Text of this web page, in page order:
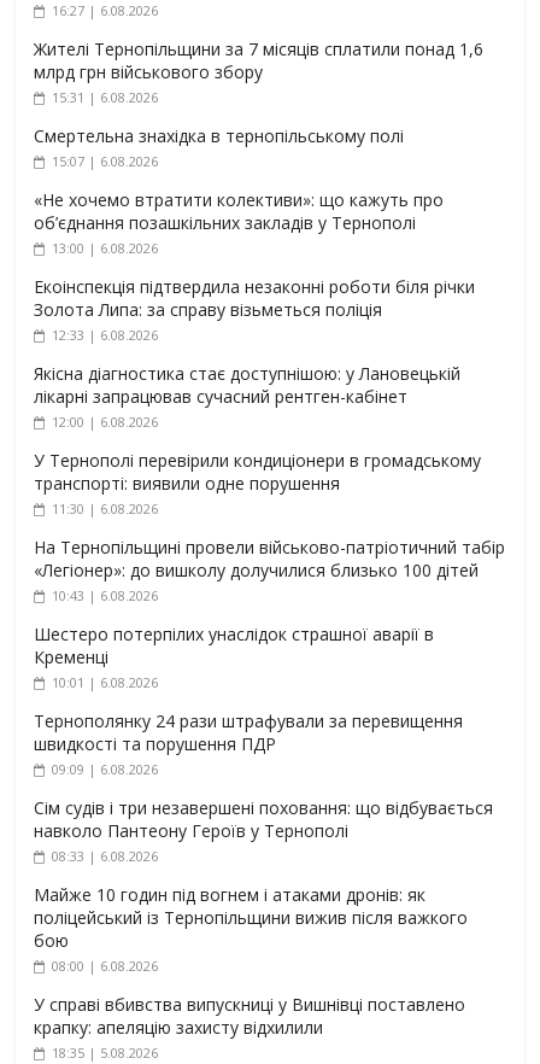
16:27 | 6.08.2026
Жителі Тернопільщини за 7 місяців сплатили понад 1,6
млрд грн військового збору
15:31 | 6.08.2026
Смертельна знахідка в тернопільському полі
15:07 | 6.08.2026
«Не хочемо втратити колективи»: що кажуть про
об’єднання позашкільних закладів у Тернополі
13:00 | 6.08.2026
Екоінспекція підтвердила незаконні роботи біля річки
Золота Липа: за справу візьметься поліція
12:33 | 6.08.2026
Якісна діагностика стає доступнішою: у Лановецькій
лікарні запрацював сучасний рентген-кабінет
12:00 | 6.08.2026
У Тернополі перевірили кондиціонери в громадському
транспорті: виявили одне порушення
11:30 | 6.08.2026
На Тернопільщині провели військово-патріотичний табір
«Легіонер»: до вишколу долучилися близько 100 дітей
10:43 | 6.08.2026
Шестеро потерпілих унаслідок страшної аварії в
Кременці
10:01 | 6.08.2026
Тернополянку 24 рази штрафували за перевищення
швидкості та порушення ПДР
09:09 | 6.08.2026
Сім судів і три незавершені поховання: що відбувається
навколо Пантеону Героїв у Тернополі
08:33 | 6.08.2026
Майже 10 годин під вогнем і атаками дронів: як
поліцейський із Тернопільщини вижив після важкого
бою
08:00 | 6.08.2026
У справі вбивства випускниці у Вишнівці поставлено
крапку: апеляцію захисту відхилили
18:35 | 5.08.2026